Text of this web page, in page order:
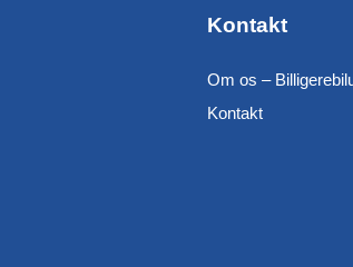
Kontakt
Om os –
Kontakt